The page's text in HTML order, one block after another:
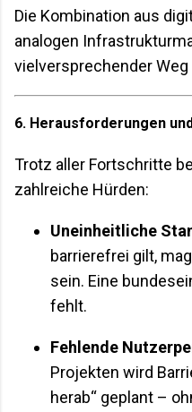
Die Kombination aus
analogen
vielversprechender
6. Herausforderungen
Trotz aller Fortschritte
zahlreiche Hürden:
Uneinheitliche
barrierefrei gilt,
sein. Eine
fehlt.
Fehlende
Projekten wird
herab“ geplant –